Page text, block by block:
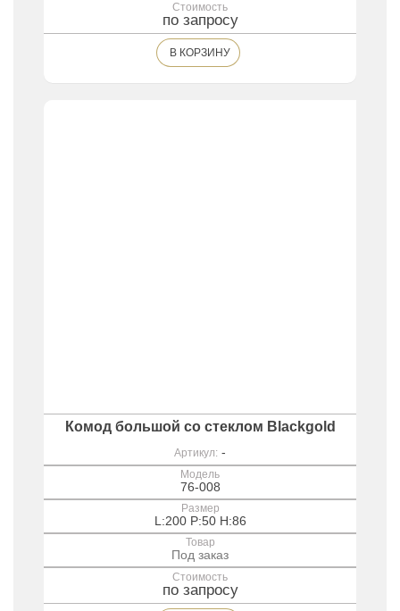
Стоимость
по запросу
В КОРЗИНУ
Комод большой со стеклом Blackgold
Артикул: -
Модель
76-008
Размер
L:200 P:50 H:86
Товар
Под заказ
Стоимость
по запросу